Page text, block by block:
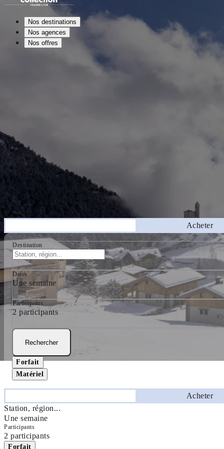
Acheter
Destination
Dates
Une semaine
Participants
2 participants
Rechercher
Forfait
Matériel
Acheter
Station, région...
Une semaine
Participants
2 participants
Forfait
Nos destinations
Nos agences
Nos offres